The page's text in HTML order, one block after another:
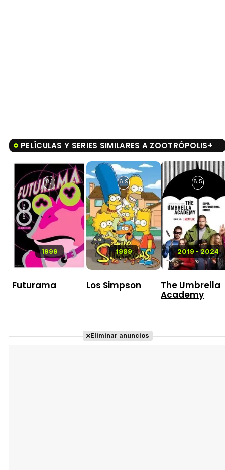
PELÍCULAS Y SERIES SIMILARES A ZOOTRÓPOLIS+
1999
8,1
Futurama
1989
6,9
Los Simpson
2019 - 2024
8,5
The Umbrella
Academy
Eliminar anuncios